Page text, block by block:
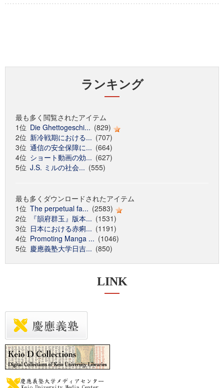
ランキング
最も多く閲覧されたアイテム
1位 Die Ghettogeschi... (829)
2位 新冷戦期における... (707)
3位 通信の安全保障に... (664)
4位 ショート動画の効... (627)
5位 J.S. ミルの社会... (555)
最も多くダウンロードされたアイテム
1位 The perpetual fa... (2583)
2位
『韻府群玉』版本... (1531)
3位 日本における赤痢... (1191)
4位 Promoting Manga ... (1046)
5位 慶應義塾大学日吉... (850)
LINK